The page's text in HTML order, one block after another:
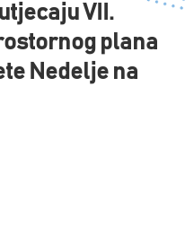
VII.
plana
Nedelje na